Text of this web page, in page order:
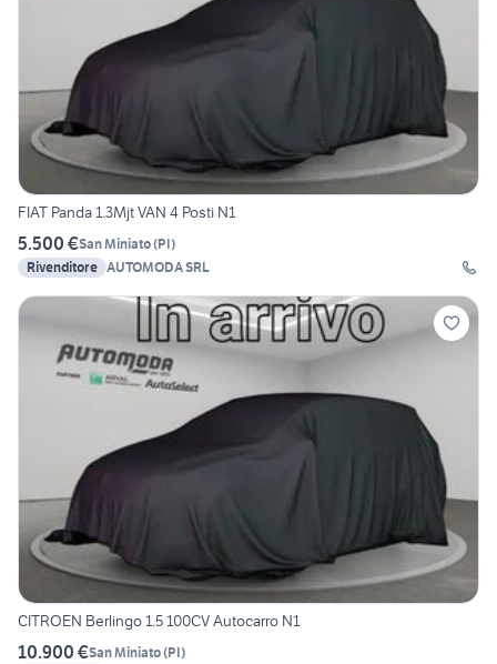
FIAT Panda 1.3Mjt VAN 4 Posti N1
5.500 €San Miniato(PI)
Rivenditore AUTOMODA SRL
CITROEN Berlingo 1.5 100CV Autocarro N1
10.900 €San Miniato(PI)